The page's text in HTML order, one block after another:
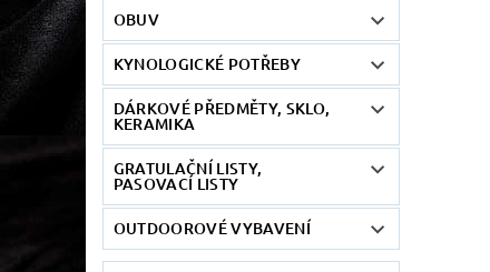
OBUV
KYNOLOGICKÉ POTŘEBY
DÁRKOVÉ PŘEDMĚTY, SKLO,
KERAMIKA
GRATULAČNÍ LISTY,
PASOVACÍ LISTY
OUTDOOROVÉ VYBAVENÍ